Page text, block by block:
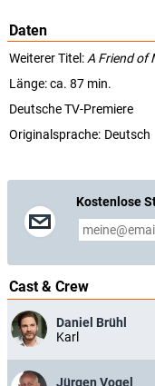
Daten
Weiterer Titel: A Friend of
Länge: ca. 87 min.
Deutsche TV-Premiere
Originalsprache: Deutsch
Kostenlose
Cast & Crew
Daniel Brühl
Karl
Jürgen Vogel